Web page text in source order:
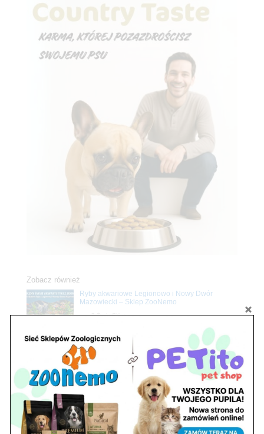
Zobacz również
Z Życia Sklepu
Ryby akwariowe Legionowo i Nowy Dwór
Mazowiecki – Sklep ZooNemo
Z Życia Sklepu
Stwórz podwodne arcydzieło: Najpiękniejsze
rośliny akwariowe w ZooNemo – Legionowo i
Nowy Dwór Mazowiecki
Upały wracają! Zadbaj o komfort swojego pupila
z matami chłodzącymi ZooNemo
Petito Pet Shop – Internetowy Sklep Zoologiczny
Online! Wszystko Dla Twojego Pupila | ZooNemo